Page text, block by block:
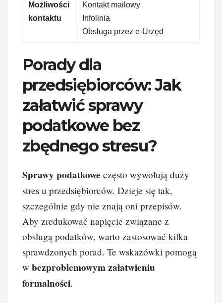
Możliwości
kontaktu
Kontakt mailowy
Infolinia
Obsługa przez e-Urzęd
Porady dla
przedsiębiorców: Jak
załatwić sprawy
podatkowe bez
zbędnego stresu?
Sprawy podatkowe często wywołują duży
stres u przedsiębiorców. Dzieje się tak,
szczególnie gdy nie znają oni przepisów.
Aby zredukować napięcie związane z
obsługą podatków, warto zastosować kilka
sprawdzonych porad. Te wskazówki pomogą
w bezproblemowym załatwieniu
formalności.